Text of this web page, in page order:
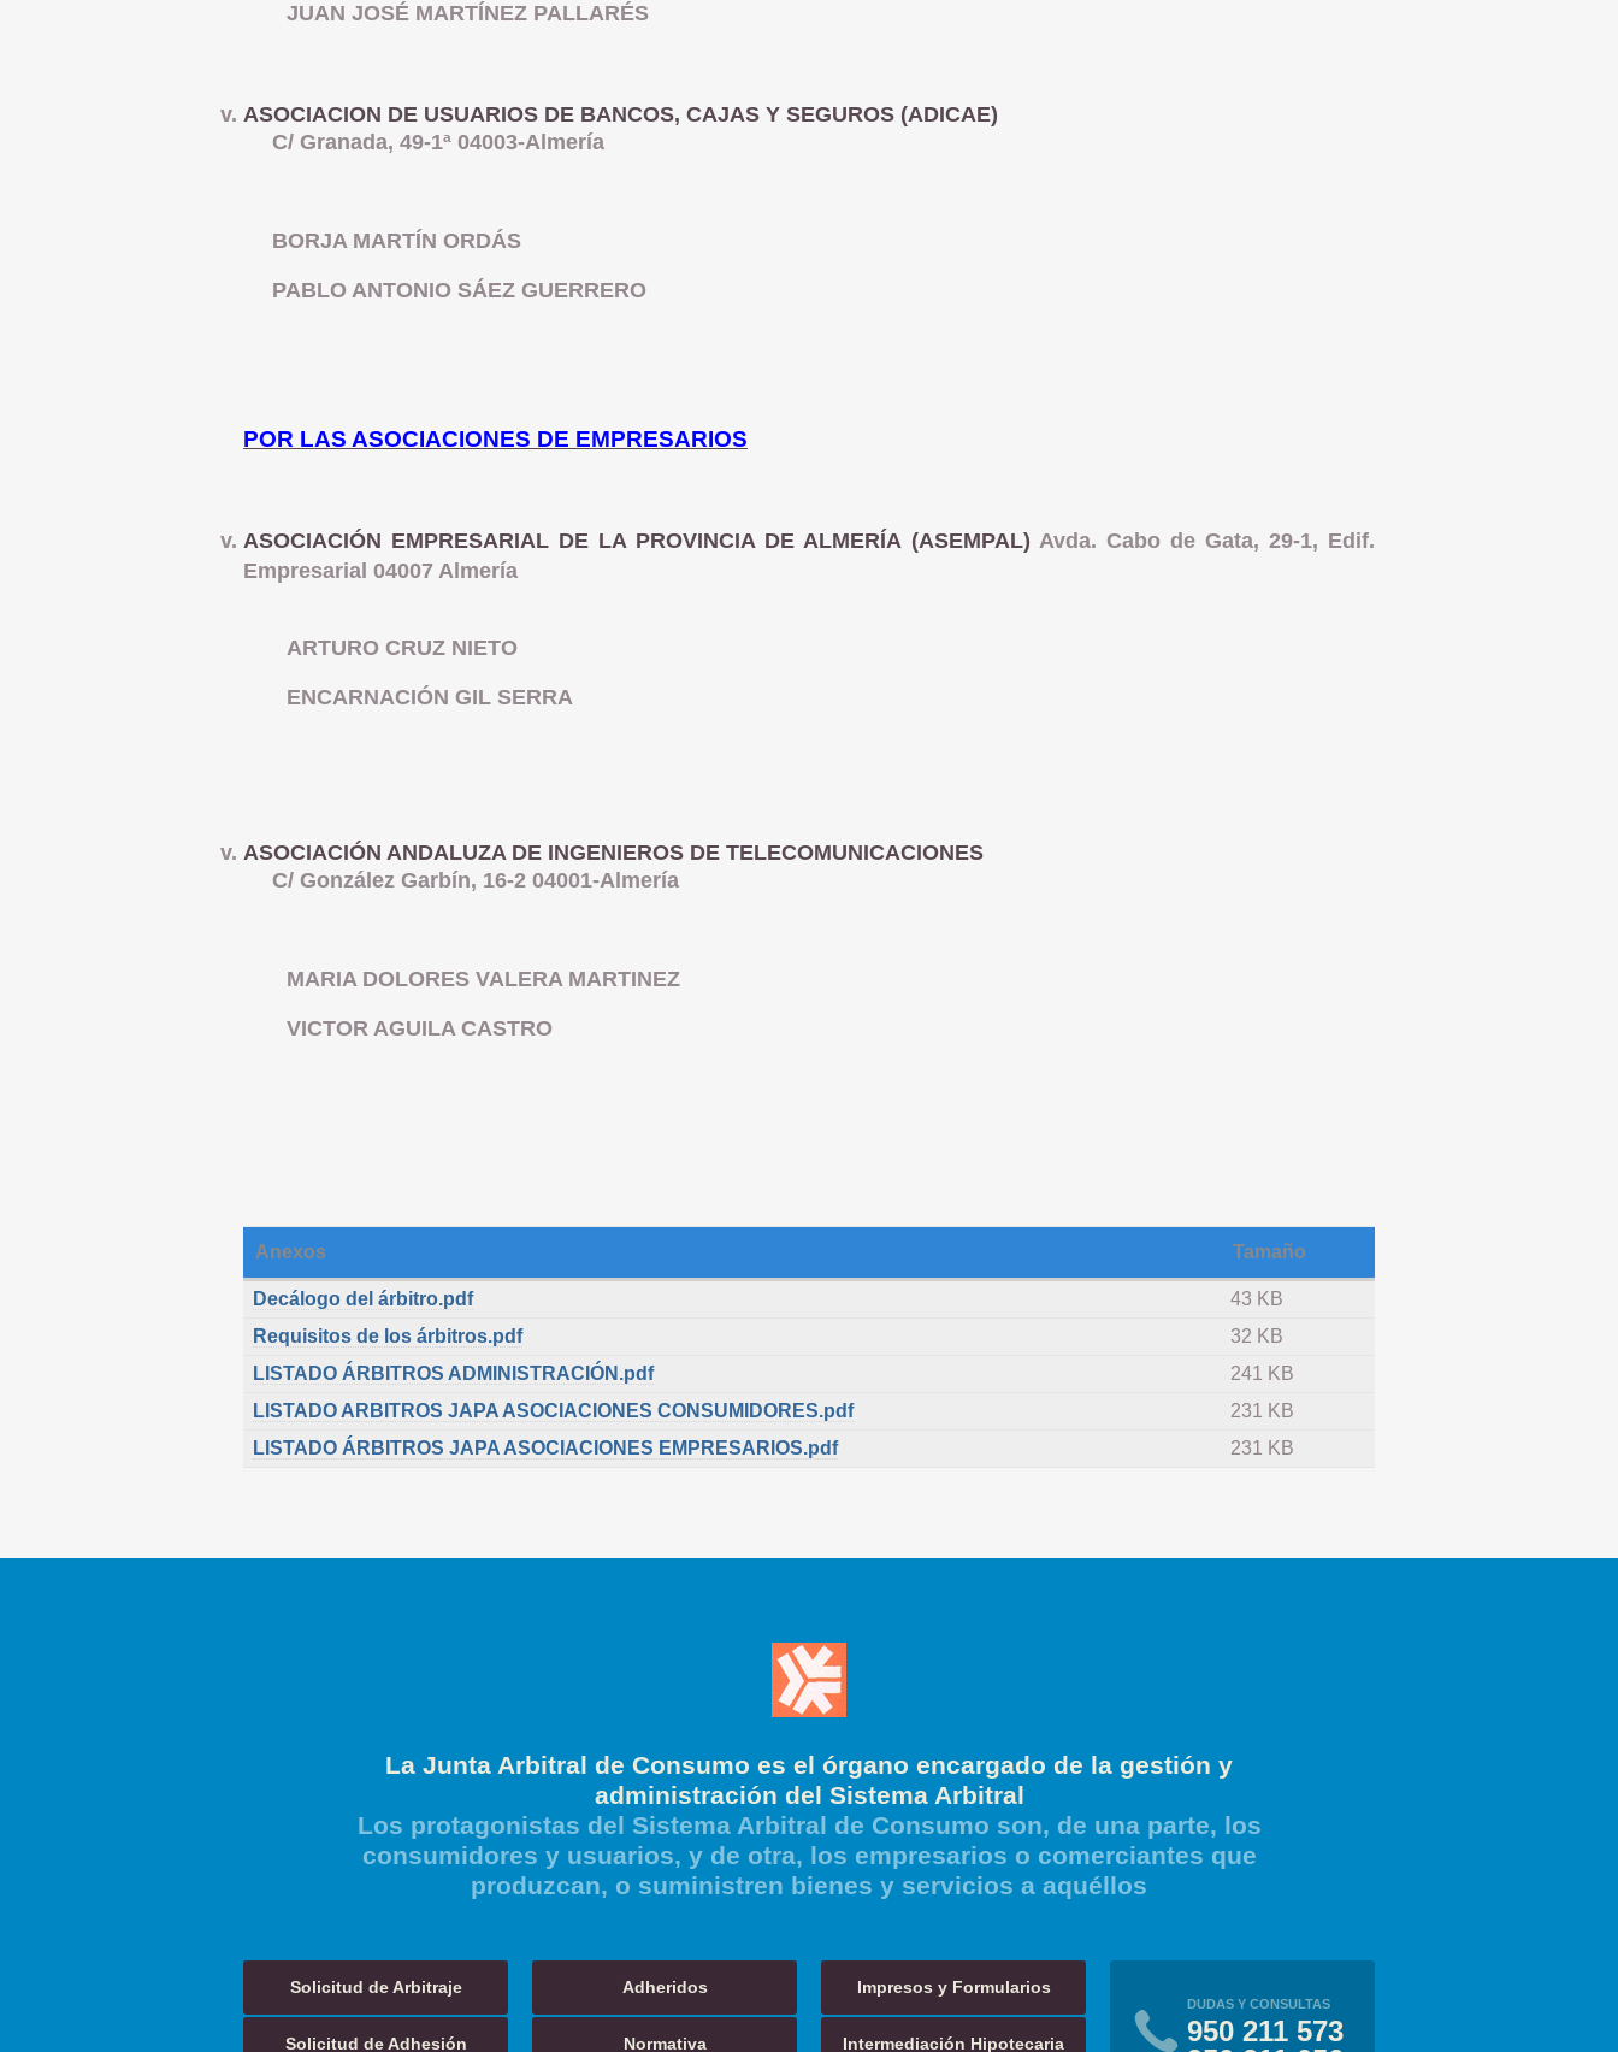
JUAN JOSÉ MARTÍNEZ PALLARÉS
ASOCIACION DE USUARIOS DE BANCOS, CAJAS Y SEGUROS (ADICAE)
C/ Granada, 49-1ª 04003-Almería
BORJA MARTÍN ORDÁS
PABLO ANTONIO SÁEZ GUERRERO
POR LAS ASOCIACIONES DE EMPRESARIOS
ASOCIACIÓN EMPRESARIAL DE LA PROVINCIA DE ALMERÍA (ASEMPAL) Avda. Cabo de Gata, 29-1, Edif.
Empresarial 04007 Almería
ARTURO CRUZ NIETO
ENCARNACIÓN GIL SERRA
ASOCIACIÓN ANDALUZA DE INGENIEROS DE TELECOMUNICACIONES
C/ González Garbín, 16-2 04001-Almería
MARIA DOLORES VALERA MARTINEZ
VICTOR AGUILA CASTRO
Anexos Tamaño
Decálogo del árbitro.pdf
43 KB
Requisitos de los árbitros.pdf
32 KB
LISTADO ÁRBITROS ADMINISTRACIÓN.pdf
241 KB
LISTADO ARBITROS JAPA ASOCIACIONES CONSUMIDORES.pdf
231 KB
LISTADO ÁRBITROS JAPA ASOCIACIONES EMPRESARIOS.pdf
231 KB
La Junta Arbitral de Consumo es el órgano encargado de la gestión y
administración del Sistema Arbitral
Los protagonistas del Sistema Arbitral de Consumo son, de una parte, los
consumidores y usuarios, y de otra, los empresarios o comerciantes que
produzcan, o suministren bienes y servicios a aquéllos
Solicitud de Arbitraje
Solicitud de Adhesión
Adheridos
Normativa
Impresos y Formularios
Intermediación Hipotecaria
DUDAS Y CONSULTAS
950 211 573